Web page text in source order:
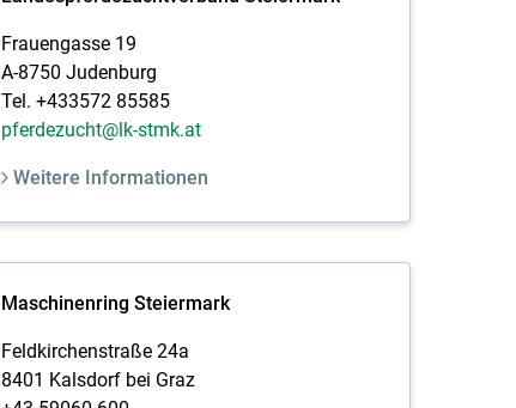
Frauengasse 19
A-8750 Judenburg
Tel. +433572 85585
pferdezucht@lk-stmk.at
Weitere Informationen
Maschinenring Steiermark
Feldkirchenstraße 24a
8401 Kalsdorf bei Graz